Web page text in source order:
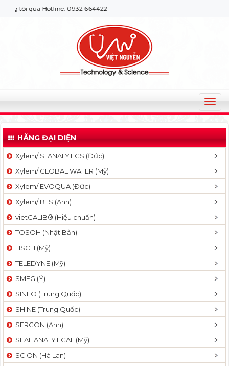
qua Hotline: 0932 664422
T
o
g
l
v
a
t
n
HÃNG ĐẠI DIỆN
Xylem/ SI ANALYTICS (Đức)
Xylem/ GLOBAL WATER (Mỹ)
Xylem/ EVOQUA (Đức)
Xylem/ B+S (Anh)
vietCALIB® (Hiệu chuẩn)
TOSOH (Nhật Bản)
TISCH (Mỹ)
TELEDYNE (Mỹ)
SMEG (Ý)
SINEO (Trung Quốc)
SHINE (Trung Quốc)
SERCON (Anh)
SEAL ANALYTICAL (Mỹ)
SCION (Hà Lan)